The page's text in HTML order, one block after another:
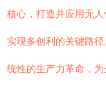
核心，打造并应用无人
实现多创利的关键路
统性的生产力革命，为